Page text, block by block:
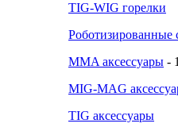
TIG-WIG горелки
Роботизированные
MMA аксессуары -
MIG-MAG
TIG аксессуары